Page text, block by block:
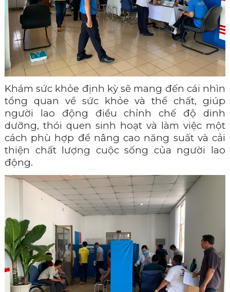
Khám sức khỏe định kỳ sẽ mang đến cái nhìn
tổng quan về sức khỏe và thể chất, giúp
người lao động điều chỉnh chế độ dinh
dưỡng, thói quen sinh hoạt và làm việc một
cách phù hợp để nâng cao năng suất và cải
thiện chất lượng cuộc sống của người lao
động.